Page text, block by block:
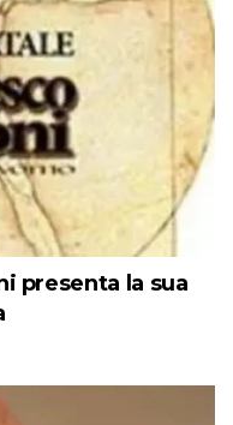
presenta la sua